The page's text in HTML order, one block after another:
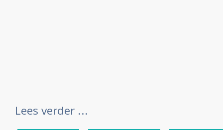
Lees verder ...